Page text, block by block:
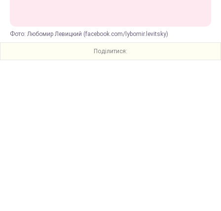
Фото: Любомир Левицкий (facebook.com/lybomir.levitsky)
Поділитися: